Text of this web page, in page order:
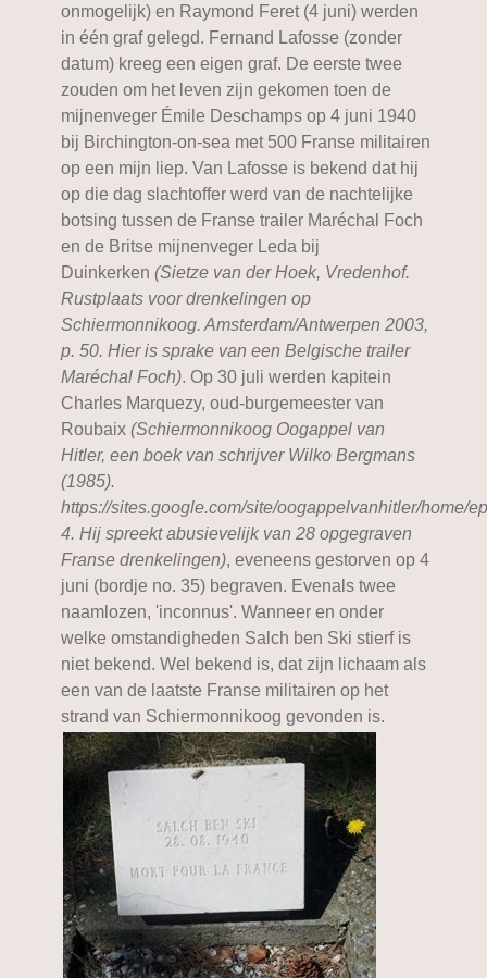
onmogelijk) en Raymond Feret (4 juni) werden
in één graf gelegd. Fernand Lafosse (zonder
datum) kreeg een eigen graf. De eerste twee
zouden om het leven zijn gekomen toen de
mijnenveger Émile Deschamps op 4 juni 1940
bij Birchington-on-sea met 500 Franse militairen
op een mijn liep. Van Lafosse is bekend dat hij
op die dag slachtoffer werd van de nachtelijke
botsing tussen de Franse trailer Maréchal Foch
en de Britse mijnenveger Leda bij
Duinkerken (Sietze van der Hoek, Vredenhof.
Rustplaats voor drenkelingen op
Schiermonnikoog. Amsterdam/Antwerpen 2003,
p. 50. Hier is sprake van een Belgische trailer
Maréchal Foch). Op 30 juli werden kapitein
Charles Marquezy, oud-burgemeester van
Roubaix (Schiermonnikoog Oogappel van
Hitler, een boek van schrijver Wilko Bergmans
(1985).
https://sites.google.com/site/oogappelvanhitler/home/
4. Hij spreekt abusievelijk van 28 opgegraven
Franse drenkelingen), eveneens gestorven op 4
juni (bordje no. 35) begraven. Evenals twee
naamlozen, 'inconnus'. Wanneer en onder
welke omstandigheden Salch ben Ski stierf is
niet bekend. Wel bekend is, dat zijn lichaam als
een van de laatste Franse militairen op het
strand van Schiermonnikoog gevonden is.